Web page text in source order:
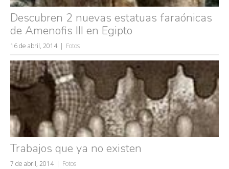
Descubren 2 nuevas estatuas faraónicas
de Amenofis III en Egipto
16 de abril, 2014 Fotos
Trabajos que ya no existen
7 de abril, 2014 Fotos